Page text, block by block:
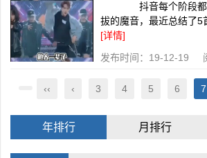
抖音每个阶段都会
拔的魔音，最近总结了5
[详情]
发布时间：19-12-19
‹‹ ‹ 3 4 5 6 7
年排行 月排行